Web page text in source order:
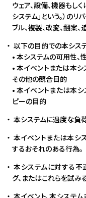
ウェア、設備、機器もし
システム」という。）の
ブル、複製、改変、翻案
以下の目的での本シス
• 本システムの可用性
• 本イベントまたは本
その他の競合目的
• 本イベントまたは本
ピーの目的
本システムに過度な負
本イベントまたは本シ
するおそれのある行為。
本システムに対する不
グ、またはこれらを試み
本イベント、本システ